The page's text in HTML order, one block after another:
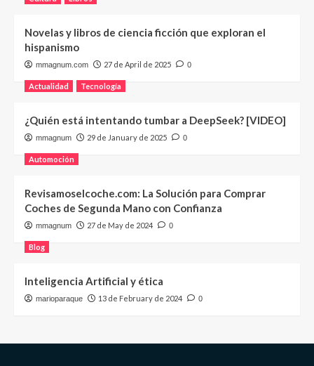
Novelas y libros de ciencia ficción que exploran el
hispanismo
mmagnum.com 27 de April de 2025 0
Actualidad Tecnología
¿Quién está intentando tumbar a DeepSeek? [VIDEO]
mmagnum 29 de January de 2025 0
Automoción
Revisamoselcoche.com: La Solución para Comprar
Coches de Segunda Mano con Confianza
mmagnum 27 de May de 2024 0
Blog
Inteligencia Artificial y ética
marioparaque 13 de February de 2024 0